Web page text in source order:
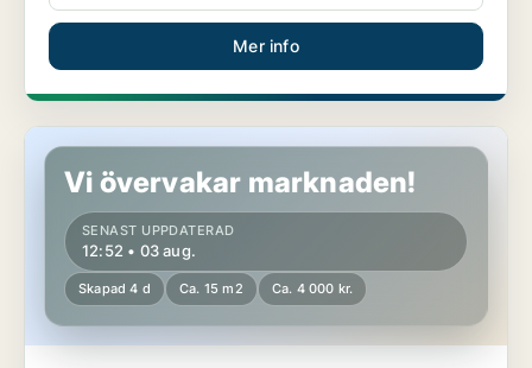
Mer info
Rum i Haparanda
Vi övervakar marknaden!
SENAST UPPDATERAD
12:52 • 03 aug.
Skapad 4 d Ca. 15 m2 Ca. 4 000 kr.